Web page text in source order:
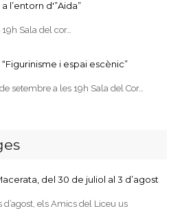
l’entorn d'”Aida”
Sala del cor…
i espai escènic”
setembre a les 19h Sala del Cor…
del 30 de juliol al 3 d’agost
d’agost, els Amics del Liceu us